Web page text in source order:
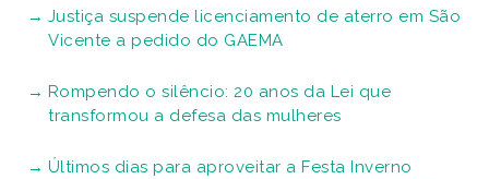
Justiça suspende licenciamento de aterro em São
Vicente a pedido do GAEMA
Rompendo o silêncio: 20 anos da Lei que
transformou a defesa das mulheres
Últimos dias para aproveitar a Festa Inverno